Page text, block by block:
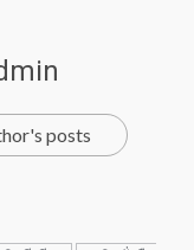
posts